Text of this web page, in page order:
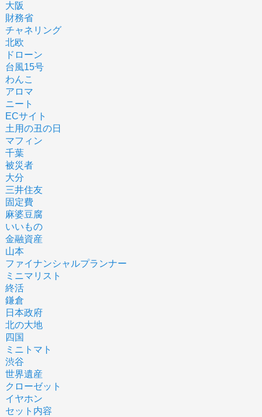
大阪
財務省
チャネリング
北欧
ドローン
台風15号
わんこ
アロマ
ニート
ECサイト
土用の丑の日
マフィン
千葉
被災者
大分
三井住友
固定費
麻婆豆腐
いいもの
金融資産
山本
ファイナンシャルプランナー
ミニマリスト
終活
鎌倉
日本政府
北の大地
四国
ミニトマト
渋谷
世界遺産
クローゼット
イヤホン
セット内容